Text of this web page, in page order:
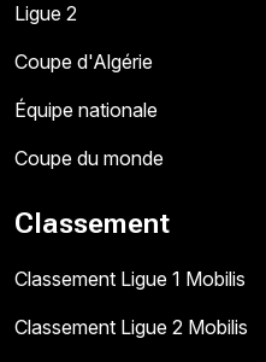
Ligue 2
Coupe d'Algérie
Équipe nationale
Coupe du monde
Classement
Classement Ligue 1 Mobilis
Classement Ligue 2 Mobilis